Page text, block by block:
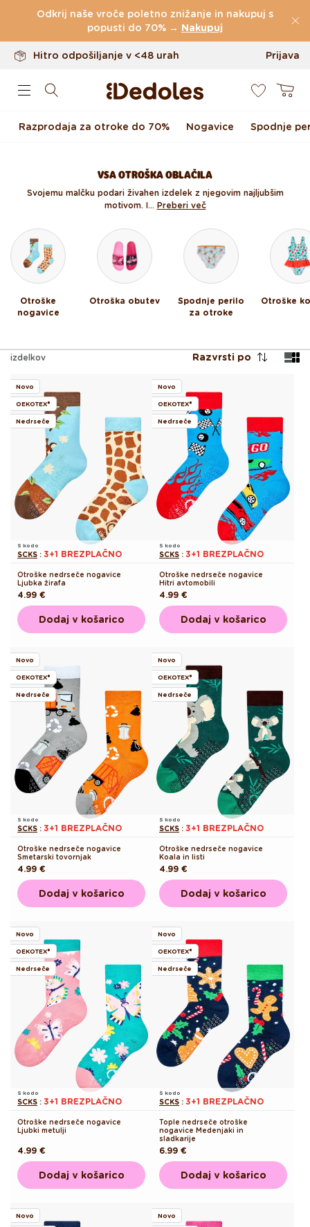
Preskoči na vsebino
Odkrij naše vroče poletno znižanje in nakupuj s
popusti do 70% → Nakupuj
Izvirni dizajn ustvarjen pri nas
Hitro odpošiljanje v <48 urah Prijava
Košarica
Razprodaja za otroke do 70% Nogavice Spodnje
VSA OTROŠKA OBLAČILA
Svojemu malčku podari živahen izdelek z njegovim najljubšim
motivom. I... Preberi več
Otroške
nogavice
Otroška obutev
Spodnje perilo
za otroke
Otroške
izdelkov Razvrsti po
Novo
OEKOTEX®
Nedrseče
S kodo
SCKS : 3+1 BREZPLAČNO
Otroške nedrseče nogavice
Ljubka žirafa
Redna
cena
4.99 €
Dodaj v košarico
Novo
OEKOTEX®
Nedrseče
S kodo
SCKS : 3+1 BREZPLAČNO
Otroške nedrseče nogavice
Hitri avtomobili
Redna
cena
4.99 €
Dodaj v košarico
Novo
OEKOTEX®
Nedrseče
S kodo
SCKS : 3+1 BREZPLAČNO
Otroške nedrseče nogavice
Smetarski tovornjak
Redna
cena
4.99 €
Dodaj v košarico
Novo
OEKOTEX®
Nedrseče
S kodo
SCKS : 3+1 BREZPLAČNO
Otroške nedrseče nogavice
Koala in listi
Redna
cena
4.99 €
Dodaj v košarico
Novo
OEKOTEX®
Nedrseče
S kodo
SCKS : 3+1 BREZPLAČNO
Otroške nedrseče nogavice
Ljubki metulji
Redna
cena
4.99 €
Dodaj v košarico
Novo
OEKOTEX®
Nedrseče
S kodo
SCKS : 3+1 BREZPLAČNO
Tople nedrseče otroške
nogavice Medenjaki in
sladkarije
Redna
cena
6.99 €
Dodaj v košarico
Novo Novo